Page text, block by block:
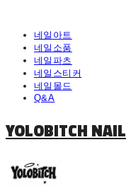
네일아트
네일소품
네일파츠
네일스티커
네일몰드
Q&A
YOLOBITCH NAIL